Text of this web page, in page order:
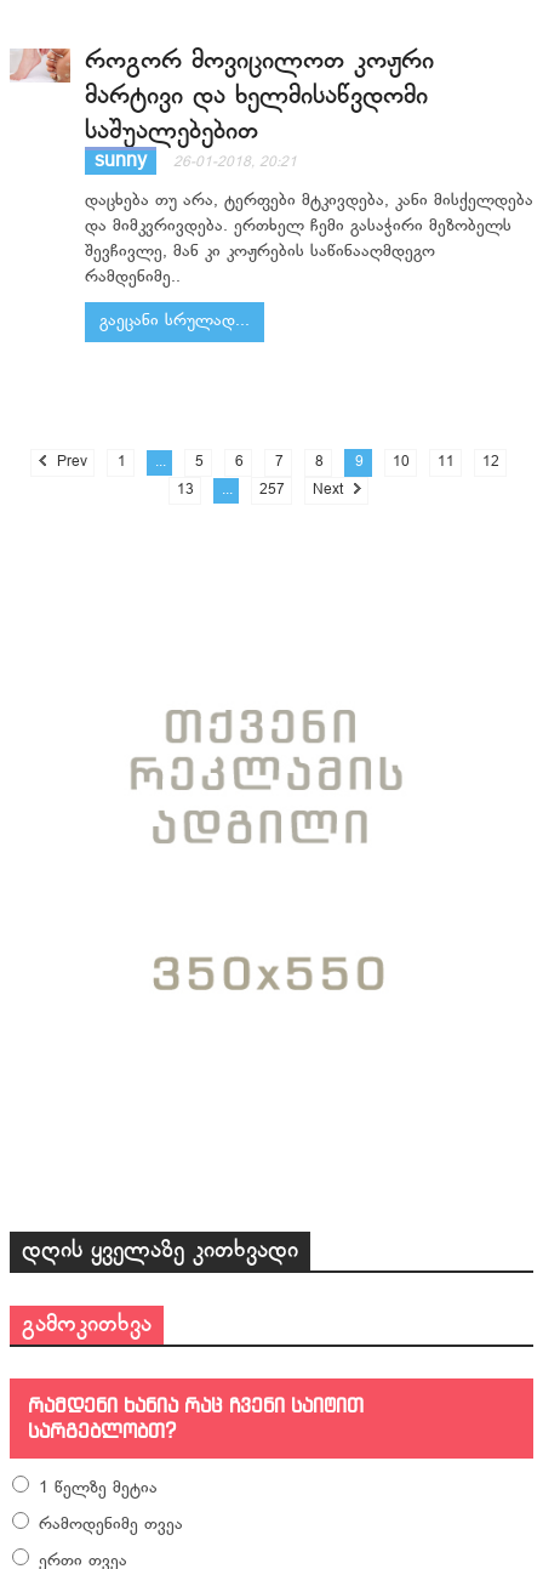
როგორ მოვიცილოთ კოჟრი
მარტივი და ხელმისაწვდომი
საშუალებებით
sunny 26-01-2018, 20:21
დაცხება თუ არა, ტერფები მტკივდება, კანი მისქელდება
და მიმკვრივდება. ერთხელ ჩემი გასაჭირი მეზობელს
შევჩივლე, მან კი კოჟრების საწინააღმდეგო
რამდენიმე..
გაეცანი სრულად...
Prev 1 ... 5 6 7 8 9 10 11
12
13
... 257 Next
დღის ყველაზე კითხვადი
გამოკითხვა
რამდენი ხანია რაც ჩვენი საიტით
სარგებლობთ?
1 წელზე მეტია
რამოდენიმე თვეა
ერთი თვეა